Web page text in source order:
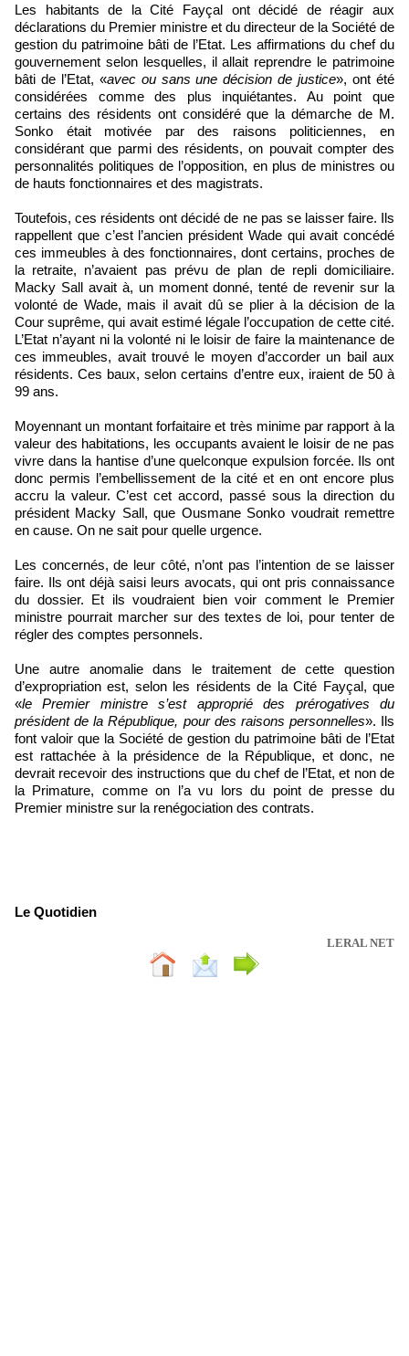
Les habitants de la Cité Fayçal ont décidé de réagir aux
déclarations du Premier ministre et du directeur de la Société de
gestion du patrimoine bâti de l’Etat. Les affirmations du chef du
gouvernement selon lesquelles, il allait reprendre le patrimoine
bâti de l’Etat, «avec ou sans une décision de justice», ont été
considérées comme des plus inquiétantes. Au point que
certains des résidents ont considéré que la démarche de M.
Sonko était motivée par des raisons politiciennes, en
considérant que parmi des résidents, on pouvait compter des
personnalités politiques de l’opposition, en plus de ministres ou
de hauts fonctionnaires et des magistrats.
Toutefois, ces résidents ont décidé de ne pas se laisser faire. Ils
rappellent que c’est l’ancien président Wade qui avait concédé
ces immeubles à des fonctionnaires, dont certains, proches de
la retraite, n’avaient pas prévu de plan de repli domiciliaire.
Macky Sall avait à, un moment donné, tenté de revenir sur la
volonté de Wade, mais il avait dû se plier à la décision de la
Cour suprême, qui avait estimé légale l’occupation de cette cité.
L’Etat n’ayant ni la volonté ni le loisir de faire la maintenance de
ces immeubles, avait trouvé le moyen d’accorder un bail aux
résidents. Ces baux, selon certains d’entre eux, iraient de 50 à
99 ans.
Moyennant un montant forfaitaire et très minime par rapport à la
valeur des habitations, les occupants avaient le loisir de ne pas
vivre dans la hantise d’une quelconque expulsion forcée. Ils ont
donc permis l’embellissement de la cité et en ont encore plus
accru la valeur. C’est cet accord, passé sous la direction du
président Macky Sall, que Ousmane Sonko voudrait remettre
en cause. On ne sait pour quelle urgence.
Les concernés, de leur côté, n’ont pas l’intention de se laisser
faire. Ils ont déjà saisi leurs avocats, qui ont pris connaissance
du dossier. Et ils voudraient bien voir comment le Premier
ministre pourrait marcher sur des textes de loi, pour tenter de
régler des comptes personnels.
Une autre anomalie dans le traitement de cette question
d’expropriation est, selon les résidents de la Cité Fayçal, que
«le Premier ministre s’est approprié des prérogatives du
président de la République, pour des raisons personnelles». Ils
font valoir que la Société de gestion du patrimoine bâti de l’Etat
est rattachée à la présidence de la République, et donc, ne
devrait recevoir des instructions que du chef de l’Etat, et non de
la Primature, comme on l’a vu lors du point de presse du
Premier ministre sur la renégociation des contrats.
Le Quotidien
LERAL NET